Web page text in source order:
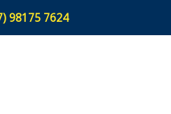
98175 7624